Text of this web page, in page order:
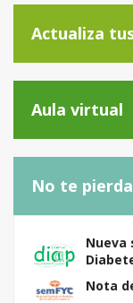
Actualiza
Aula virtual
No te
Nueva
Nota